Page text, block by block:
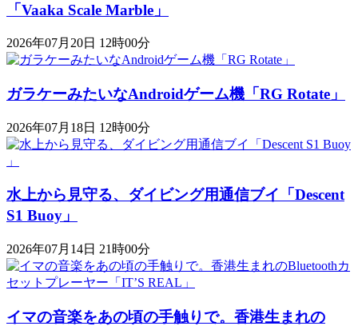
「Vaaka Scale Marble」
2026年07月20日 12時00分
ガラケーみたいなAndroidゲーム機「RG Rotate」
2026年07月18日 12時00分
水上から見守る、ダイビング用通信ブイ「Descent
S1 Buoy​​」
2026年07月14日 21時00分
イマの音楽をあの頃の手触りで。香港生まれの